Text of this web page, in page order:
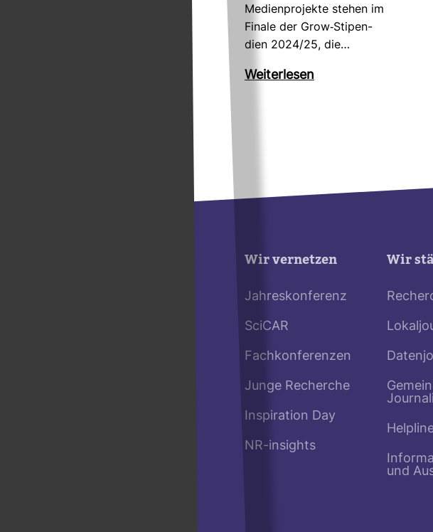
Medi­en­pro­jekte stehen im
Finale der Grow-​Sti­pen­
dien 2024/25, die…
Wei­ter­lesen
Wir vernetzen
Jahreskonferenz
SciCAR
Fachkonferenzen
Junge Recherche
Inspiration Day
NR-insights
Wir
und